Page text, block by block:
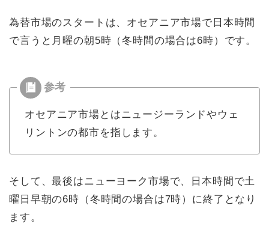
為替市場のスタートは、オセアニア市場で日本時間
で言うと月曜の朝5時（冬時間の場合は6時）です。
オセアニア市場とはニュージーランドやウェ
リントンの都市を指します。
そして、最後はニューヨーク市場で、日本時間で土
曜日早朝の6時（冬時間の場合は7時）に終了となり
ます。